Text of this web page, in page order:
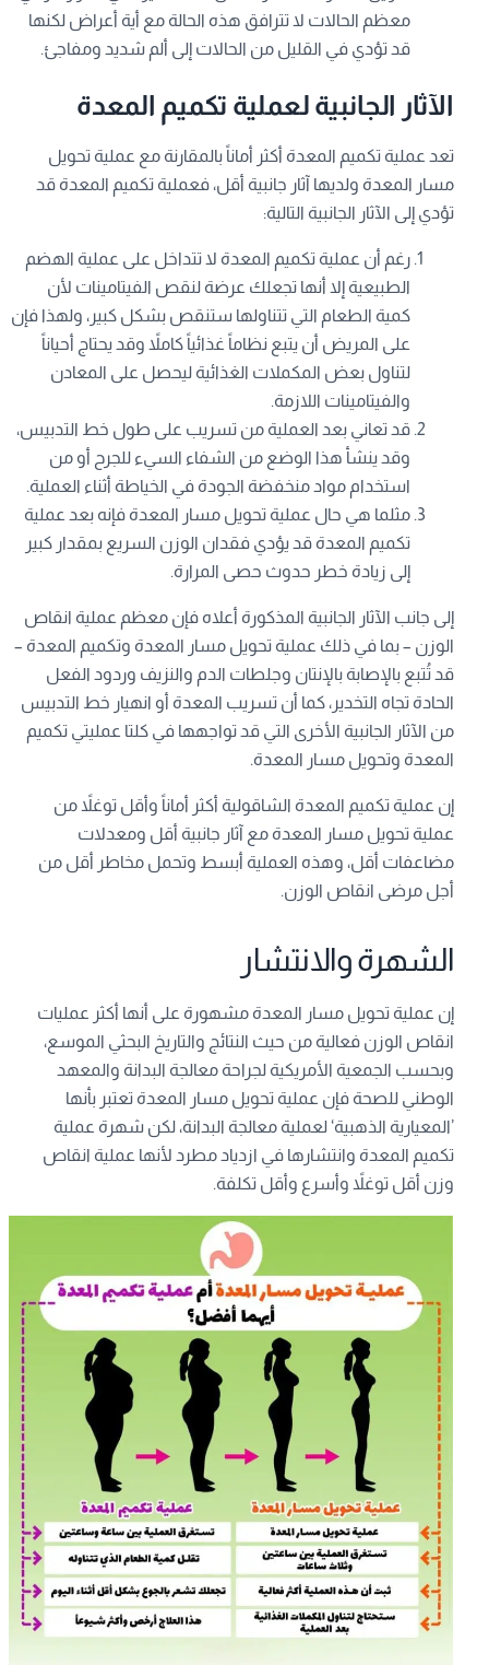
معظم الحالات لا تترافق هذه الحالة مع أية أعراض لكنها
قد تؤدي في القليل من الحالات إلى ألم شديد ومفاجئ.
الآثار الجانبية لعملية تكميم المعدة
تعد عملية تكميم المعدة أكثر أماناً بالمقارنة مع عملية تحويل
مسار المعدة ولديها آثار جانبية أقل، فعملية تكميم المعدة قد
تؤدي إلى الآثار الجانبية التالية:
رغم أن عملية تكميم المعدة لا تتداخل على عملية الهضم
الطبيعية إلا أنها تجعلك عرضة لنقص الفيتامينات لأن
كمية الطعام التي تتناولها ستنقص بشكل كبير، ولهذا فإن
على المريض أن يتبع نظاماً غذائياً كاملاً وقد يحتاج أحياناً
لتناول بعض المكملات الغذائية ليحصل على المعادن
والفيتامينات اللازمة.
قد تعاني بعد العملية من تسريب على طول خط التدبيس،
وقد ينشأ هذا الوضع من الشفاء السيء للجرح أو من
استخدام مواد منخفضة الجودة في الخياطة أثناء العملية.
مثلما هي حال عملية تحويل مسار المعدة فإنه بعد عملية
تكميم المعدة قد يؤدي فقدان الوزن السريع بمقدار كبير
إلى زيادة خطر حدوث حصى المرارة.
إلى جانب الآثار الجانبية المذكورة أعلاه فإن معظم عملية انقاص
الوزن – بما في ذلك عملية تحويل مسار المعدة وتكميم المعدة –
قد تُتبع بالإصابة بالإنتان وجلطات الدم والنزيف وردود الفعل
الحادة تجاه التخدير، كما أن تسريب المعدة أو انهيار خط التدبيس
من الآثار الجانبية الأخرى التي قد تواجهها في كلتا عمليتي تكميم
المعدة وتحويل مسار المعدة.
إن عملية تكميم المعدة الشاقولية أكثر أماناً وأقل توغلاً من
عملية تحويل مسار المعدة مع آثار جانبية أقل ومعدلات
مضاعفات أقل، وهذه العملية أبسط وتحمل مخاطر أقل من
أجل مرضى انقاص الوزن.
الشهرة والانتشار
إن عملية تحويل مسار المعدة مشهورة على أنها أكثر عمليات
انقاص الوزن فعالية من حيث النتائج والتاريخ البحثي الموسع،
وبحسب الجمعية الأمريكية لجراحة معالجة البدانة والمعهد
الوطني للصحة فإن عملية تحويل مسار المعدة تعتبر بأنها
’المعيارية الذهبية‘ لعملية معالجة البدانة، لكن شهرة عملية
تكميم المعدة وانتشارها في ازدياد مطرد لأنها عملية انقاص
وزن أقل توغلاً وأسرع وأقل تكلفة.